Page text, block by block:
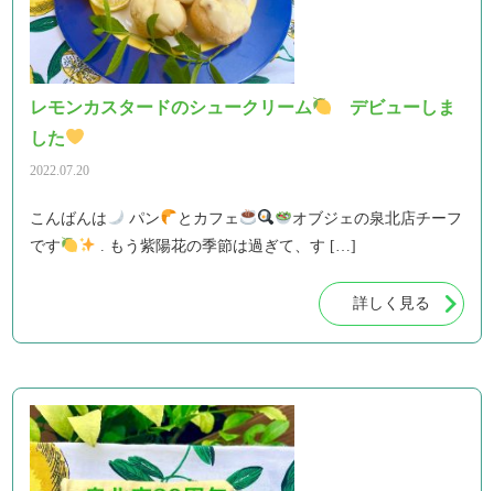
レモンカスタードのシュークリーム
デビューしま
した
2022.07.20
こんばんは パン とカフェ
オブジェの泉北店チーフ
です
. もう紫陽花の季節は過ぎて、す […]
詳しく見る